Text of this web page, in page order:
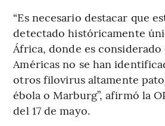
“Es necesario destacar que
detectado históricamente
África, donde es considerado
Américas no se han
otros filovirus altamente
ébola o Marburg”, afirmó la
del 17 de mayo.